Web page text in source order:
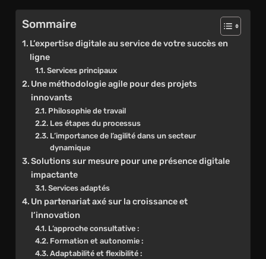
Sommaire
L’expertise digitale au service de votre succès en
ligne
Services principaux
Une méthodologie agile pour des projets
innovants
Philosophie de travail
Les étapes du processus
L’importance de l’agilité dans un secteur
dynamique
Solutions sur mesure pour une présence digitale
impactante
Services adaptés
Un partenariat axé sur la croissance et
l’innovation
L’approche consultative :
Formation et autonomie :
Adaptabilité et flexibilité :